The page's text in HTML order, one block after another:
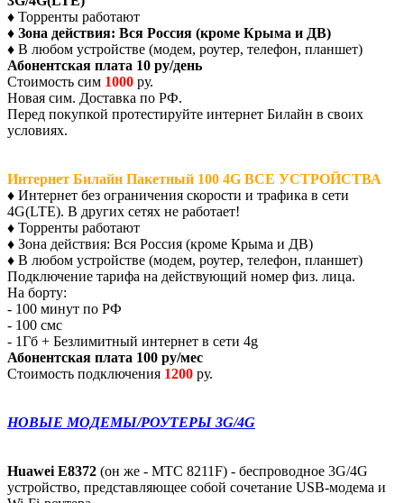
♦ Торренты работают
♦ Зона действия: Вся Россия (кроме Крыма и ДВ)
♦ В любом устройстве (модем, роутер, телефон, планшет)
Абонентская плата 10 ру/день
Стоимость сим 1000 ру.
Новая сим. Доставка по РФ.
Перед покупкой протестируйте интернет Билайн в своих
условиях.
Интернет Билайн Пакетный 100 4G ВСЕ УСТРОЙСТВА
♦ Интернет без ограничения скорости и трафика в сети
4G(LTE). В других сетях не работает!
♦ Торренты работают
♦ Зона действия: Вся Россия (кроме Крыма и ДВ)
♦ В любом устройстве (модем, роутер, телефон, планшет)
Подключение тарифа на действующий номер физ. лица.
На борту:
- 100 минут по РФ
- 100 смс
- 1Гб + Безлимитный интернет в сети 4g
Абонентская плата 100 ру/мес
Стоимость подключения 1200 ру.
НОВЫЕ МОДЕМЫ/РОУТЕРЫ 3G/4G
Huawei E8372 (он же - МТС 8211F) - беспроводное 3G/4G
устройство, представляющее собой сочетание USB-модема и